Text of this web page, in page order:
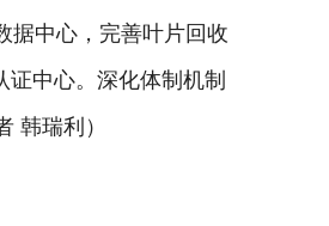
据中心，完善叶片回收
中心。深化体制机制
韩瑞利）